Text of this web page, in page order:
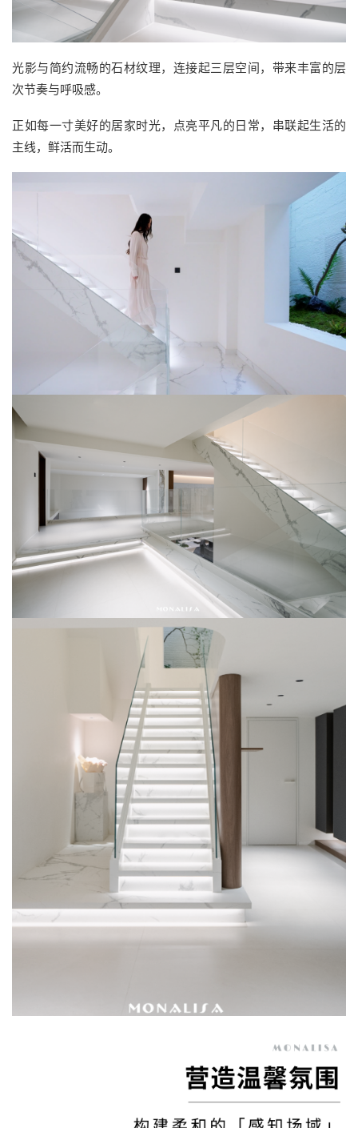
光影与简约流畅的石材纹理，连接起三层空间，带来丰富的层
次节奏与呼吸感。
正如每一寸美好的居家时光，点亮平凡的日常，串联起生活的
主线，鲜活而生动。